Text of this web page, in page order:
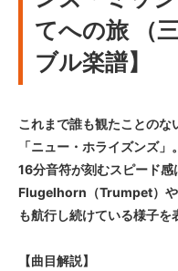
てへの旅 （
ブル楽譜】
これまで誰も観たことの
「ニュー・ホライズンズ」。
16分音符が刻むスピード感
Flugelhorn（Trumpet）や
も航行し続けている様子を
【曲目解説】